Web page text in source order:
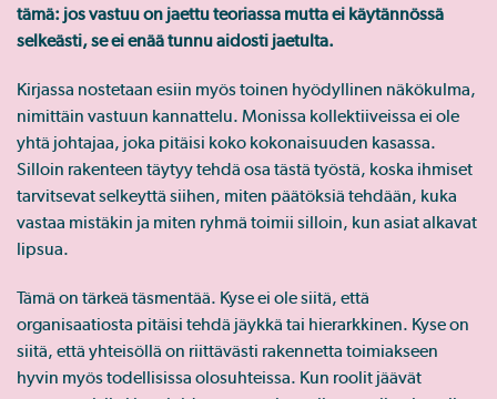
tämä: jos vastuu on jaettu teoriassa mutta ei käytännössä
selkeästi, se ei enää tunnu aidosti jaetulta.
Kirjassa nostetaan esiin myös toinen hyödyllinen näkökulma,
nimittäin vastuun kannattelu. Monissa kollektiiveissa ei ole
yhtä johtajaa, joka pitäisi koko kokonaisuuden kasassa.
Silloin rakenteen täytyy tehdä osa tästä työstä, koska ihmiset
tarvitsevat selkeyttä siihen, miten päätöksiä tehdään, kuka
vastaa mistäkin ja miten ryhmä toimii silloin, kun asiat alkavat
lipsua.
Tämä on tärkeä täsmentää. Kyse ei ole siitä, että
organisaatiosta pitäisi tehdä jäykkä tai hierarkkinen. Kyse on
siitä, että yhteisöllä on riittävästi rakennetta toimiakseen
hyvin myös todellisissa olosuhteissa. Kun roolit jäävät